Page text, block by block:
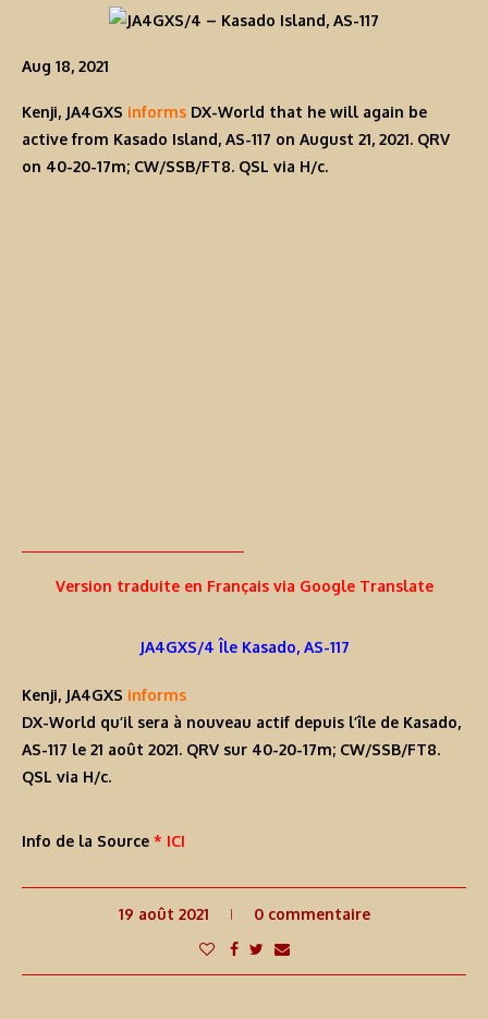
Aug 18, 2021
Kenji, JA4GXS informs DX-World that he will again be
active from Kasado Island, AS-117 on August 21, 2021. QRV
on 40-20-17m; CW/SSB/FT8. QSL via H/c.
Version traduite en Français via Google Translate
JA4GXS/4 Île Kasado, AS-117
Kenji, JA4GXS informs
DX-World qu’il sera à nouveau actif depuis l’île de Kasado,
AS-117 le 21 août 2021. QRV sur 40-20-17m; CW/SSB/FT8.
QSL via H/c.
Info de la Source * ICI
19 août 2021 0 commentaire